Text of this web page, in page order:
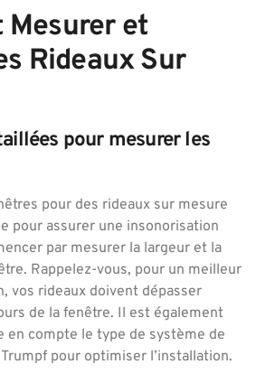
Mesurer et
Rideaux Sur
pour mesurer les
pour des rideaux sur mesure
pour assurer une insonorisation
par mesurer la largeur et la
Rappelez-vous, pour un meilleur
vos rideaux doivent dépasser
de la fenêtre. Il est également
en compte le type de système de
pour optimiser l’installation.